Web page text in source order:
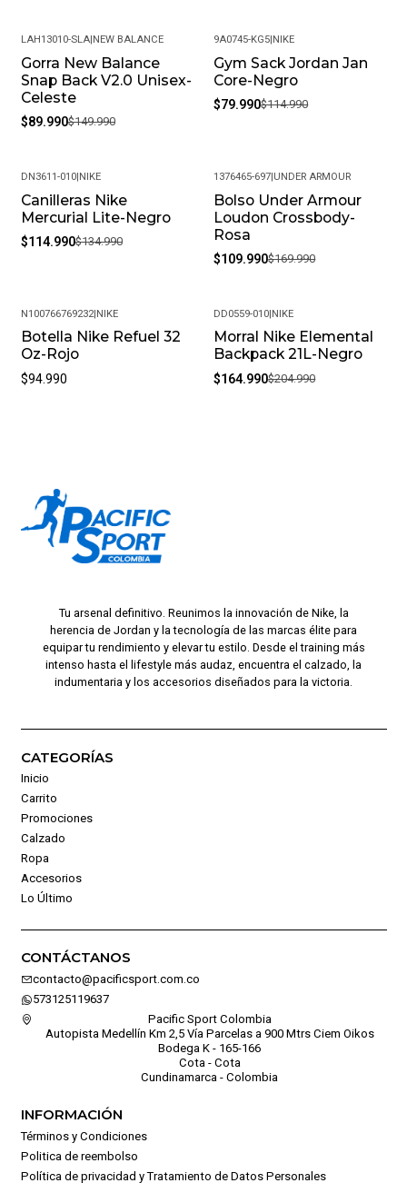
-40%
LAH13010-SLA|NEW BALANCE
Gorra New Balance
Snap Back V2.0 Unisex-
Celeste
$89.990$149.990
-30%
9A0745-KG5|NIKE
Gym Sack Jordan Jan
Core-Negro
$79.990$114.990
-15%
DN3611-010|NIKE
Canilleras Nike
Mercurial Lite-Negro
$114.990$134.990
-35%
1376465-697|UNDER ARMOUR
Bolso Under Armour
Loudon Crossbody-
Rosa
$109.990$169.990
N100766769232|NIKE
Botella Nike Refuel 32
Oz-Rojo
$94.990
-20%
DD0559-010|NIKE
Morral Nike Elemental
Backpack 21L-Negro
$164.990$204.990
Tu arsenal definitivo. Reunimos la innovación de Nike, la
herencia de Jordan y la tecnología de las marcas élite para
equipar tu rendimiento y elevar tu estilo. Desde el training más
intenso hasta el lifestyle más audaz, encuentra el calzado, la
indumentaria y los accesorios diseñados para la victoria.
CATEGORÍAS
Inicio
Carrito
Promociones
Calzado
Ropa
Accesorios
Lo Último
CONTÁCTANOS
contacto@pacificsport.com.co
573125119637
Pacific Sport Colombia
Autopista Medellín Km 2,5 Vía Parcelas a 900 Mtrs Ciem Oikos
Bodega K - 165-166
Cota - Cota
Cundinamarca - Colombia
INFORMACIÓN
Términos y Condiciones
Politica de reembolso
Política de privacidad y Tratamiento de Datos Personales